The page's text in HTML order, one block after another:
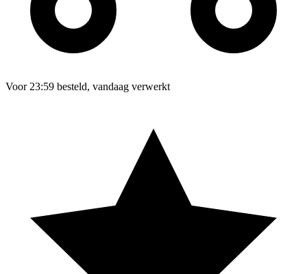
Voor 23:59 besteld, vandaag verwerkt